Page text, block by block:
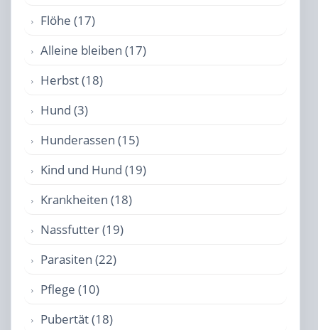
Flöhe (17)
Alleine bleiben (17)
Herbst (18)
Hund (3)
Hunderassen (15)
Kind und Hund (19)
Krankheiten (18)
Nassfutter (19)
Parasiten (22)
Pflege (10)
Pubertät (18)